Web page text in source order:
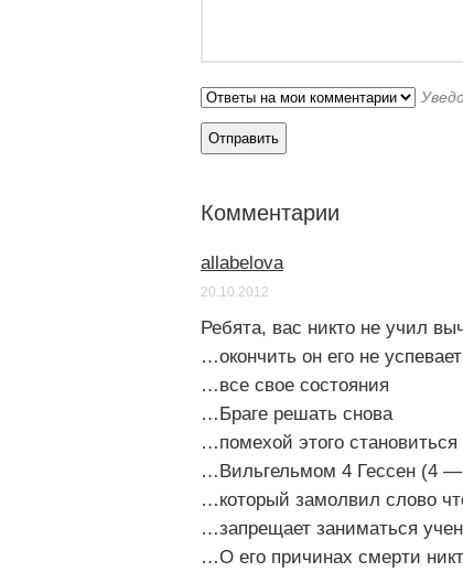
Комментарии
allabelova
20.10.2012
Ребята, вас никто не учил
…окончить он его не
…все свое состояния
…Браге решать снова
…помехой этого
…Вильгельмом 4 Гессен (4 —
…который замолвил слово
…запрещает заниматься
…О его причинах смерти